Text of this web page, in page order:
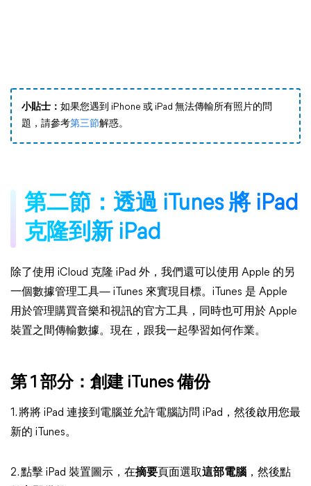
小貼士： 如果您遇到 iPhone 或 iPad 無法傳輸所有照片的問
題，請參考第三節解惑。
第二節：透過 iTunes 將 iPad
克隆到新 iPad
除了使用 iCloud 克隆 iPad 外，我們還可以使用 Apple 的另
一個數據管理工具— iTunes 來實現目標。iTunes 是 Apple
用於管理購買音樂和視訊的官方工具，同時也可用於 Apple
裝置之間傳輸數據。現在，跟我一起學習如何作業。
第 1 部分：創建 iTunes 備份
1. 將將 iPad 連接到電腦並允許電腦訪問 iPad，然後啟用您最
新的 iTunes。
2. 點擊 iPad 裝置圖示，在摘要頁面選取這部電腦 ，然後點